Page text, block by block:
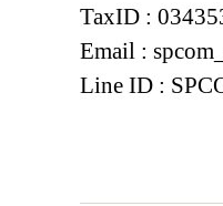
TaxID :
Email :
Line ID :